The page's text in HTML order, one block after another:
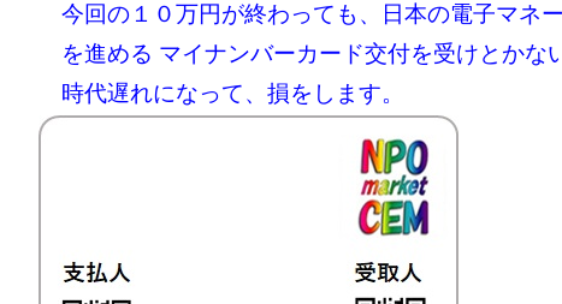
今回の１０万円が終わっても、日本の電子マネ
を進める マイナンバーカード交付を受けとかな
時代遅れになって、損をします。